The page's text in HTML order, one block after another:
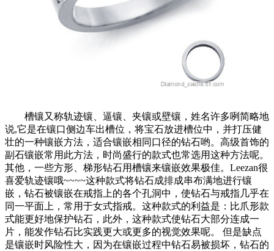
槽镶又称轨迹镶、逼镶、夹镶或壁镶，姓名许多咧简略地
说,它是在镶口侧边车出槽位，将宝石放进槽位中，并打压健
壮的一种镶嵌方法，适合镶嵌相同口径的钻石哟。高级首饰的
副石镶嵌常用此方法，时尚盛行的款式也常选用这种方法呢。
其他，一些方形、梯形钻石用槽镶来镶嵌效果极佳。Leezan很
喜爱轨迹镶哦~~~~这种款式将钻石成排成串布满地进行镶
嵌，钻石被镶嵌在戒指上的各个孔洞中，使钻石与戒指几乎在
同一平面上，常用于女式指戒。这种款式的利益是：比爪形款
式能更好地保护钻石，此外，这种款式使钻石大部分连成一
片，能发作钻石比实践更大或更多的视觉效果呢。 但是缺点
是镶嵌时风险性大，因为在镶嵌过程中钻石易被损坏，钻石的